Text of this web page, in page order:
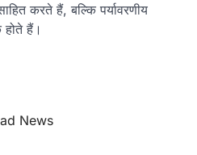
करते हैं, बल्कि पर्यावरणीय
हैं।
News